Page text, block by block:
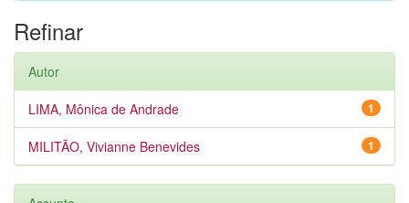
Refinar
Autor
1
LIMA, Mônica de Andrade
1
MILITÃO, Vivianne Benevides